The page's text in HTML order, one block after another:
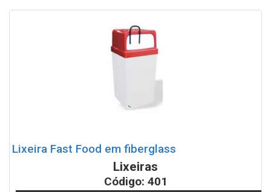
Lixeira Fast Food em fiberglass
Lixeiras
Código: 401